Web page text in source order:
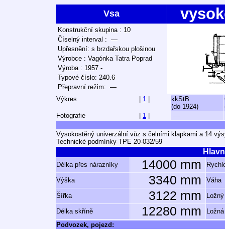
Vsa
Konstrukční skupina : 10
Číselný interval : —
Upřesnění: s brzdařskou plošinou
Výrobce : Vagónka Tatra Poprad
Výroba : 1957 -
Typové číslo: 240.6
Přepravní režim: —
Výkres
1
kkStB
(do 1924)
Fotografie
1 —
Vysokostěný univerzální vůz s čelními klapkami a 14
Technické podmínky TPE 20-032/59
Délka přes nárazníky 14000 mm
Výška 3340 mm Váha
Šířka 3122 mm
Délka skříně 12280 mm
Podvozek, pojezd: